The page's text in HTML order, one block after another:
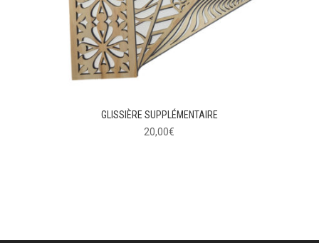
GLISSIÈRE SUPPLÉMENTAIRE
20,00€